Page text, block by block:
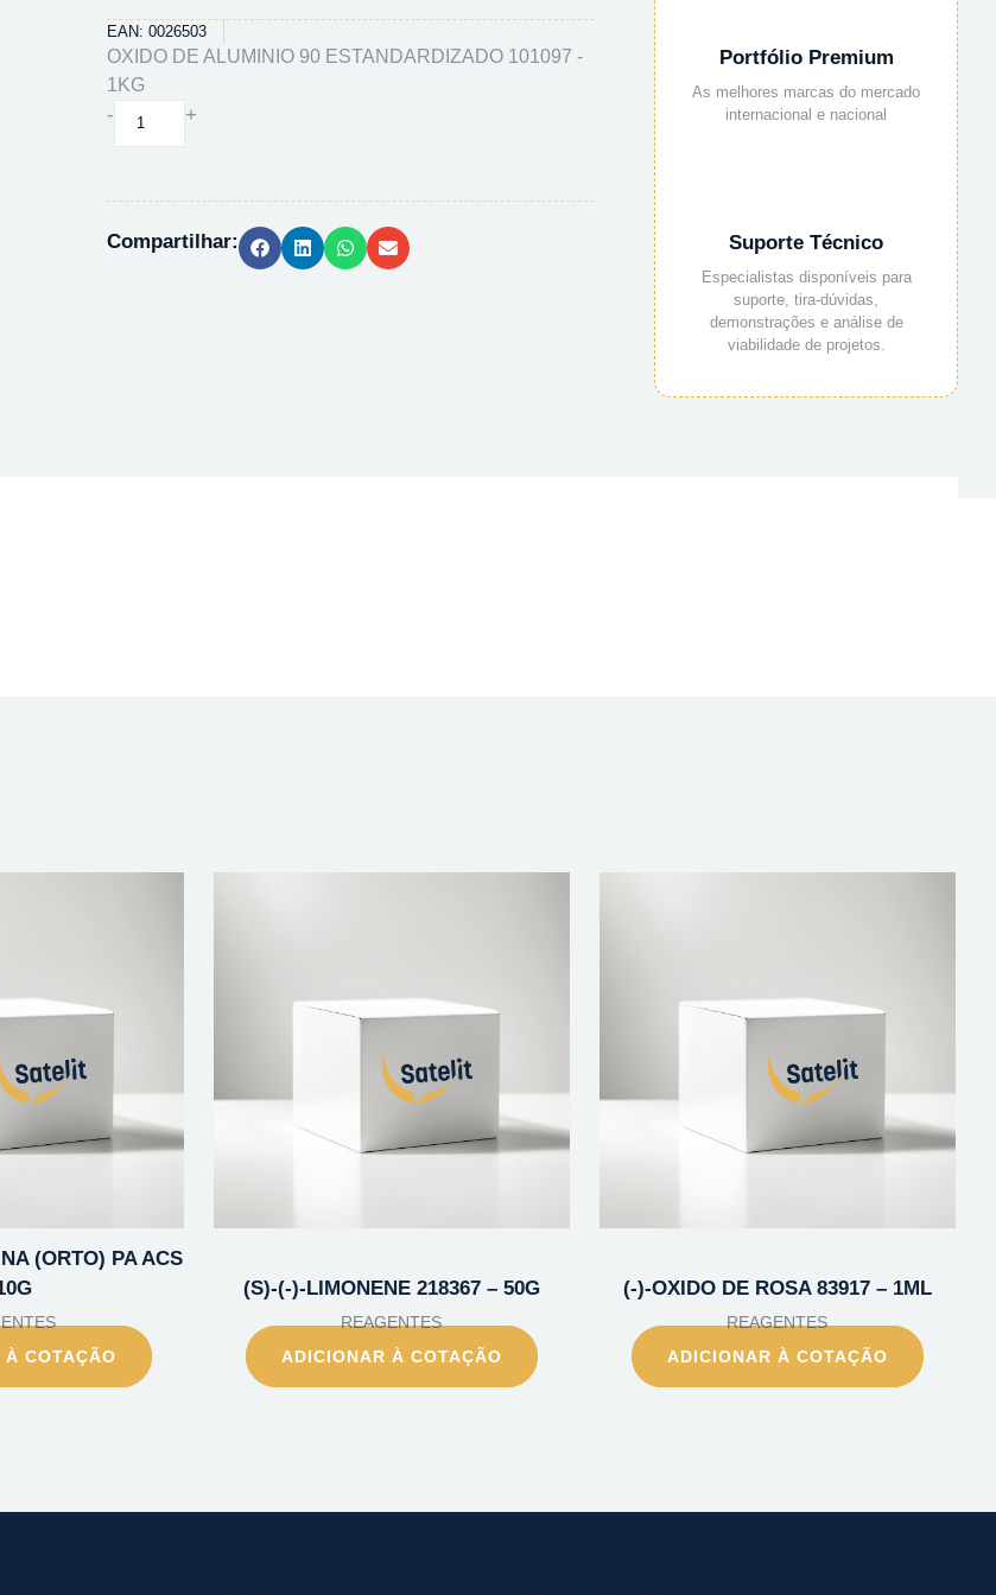
EAN: 0026503
OXIDO DE ALUMINIO 90 ESTANDARDIZADO 101097 -
1KG
-
OXIDO
DE
90
ESTANDARDIZADO
+
Compartilhar:
Portfólio Premium
As melhores marcas do mercado
internacional e nacional
Suporte Técnico
Especialistas disponíveis para
suporte, tira-dúvidas,
demonstrações e análise de
viabilidade de projetos.
(ORTO) PA ACS
COTAÇÃO
(S)-(-)-LIMONENE 218367 – 50G
REAGENTES
ADICIONAR À COTAÇÃO
(-)-OXIDO DE ROSA 83917 – 1ML
REAGENTES
ADICIONAR À COTAÇÃO